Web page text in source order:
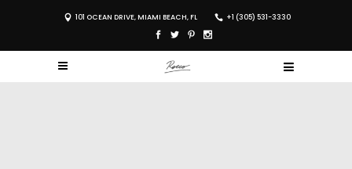
101 OCEAN DRIVE, MIAMI BEACH, FL +1 (305) 531-3330